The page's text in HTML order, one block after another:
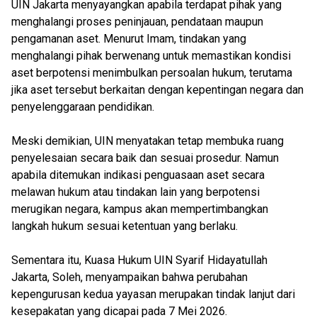
UIN Jakarta menyayangkan apabila terdapat pihak yang
menghalangi proses peninjauan, pendataan maupun
pengamanan aset. Menurut Imam, tindakan yang
menghalangi pihak berwenang untuk memastikan kondisi
aset berpotensi menimbulkan persoalan hukum, terutama
jika aset tersebut berkaitan dengan kepentingan negara dan
penyelenggaraan pendidikan.
Meski demikian, UIN menyatakan tetap membuka ruang
penyelesaian secara baik dan sesuai prosedur. Namun
apabila ditemukan indikasi penguasaan aset secara
melawan hukum atau tindakan lain yang berpotensi
merugikan negara, kampus akan mempertimbangkan
langkah hukum sesuai ketentuan yang berlaku.
Sementara itu, Kuasa Hukum UIN Syarif Hidayatullah
Jakarta, Soleh, menyampaikan bahwa perubahan
kepengurusan kedua yayasan merupakan tindak lanjut dari
kesepakatan yang dicapai pada 7 Mei 2026.